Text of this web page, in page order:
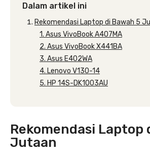
Dalam artikel ini
Rekomendasi Laptop di Bawah 5
1. Asus VivoBook A407MA
2. Asus VivoBook X441BA
3. Asus E402WA
4. Lenovo V130-14
5. HP 14S-DK1003AU
Rekomendasi Laptop
Jutaan